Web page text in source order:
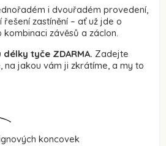
i dvouřadém provedení,
zastínění – ať už jde o
závěsů a záclon.
délky tyče ZDARMA. Zadejte
na jakou vám ji zkrátíme, a my to
koncovek